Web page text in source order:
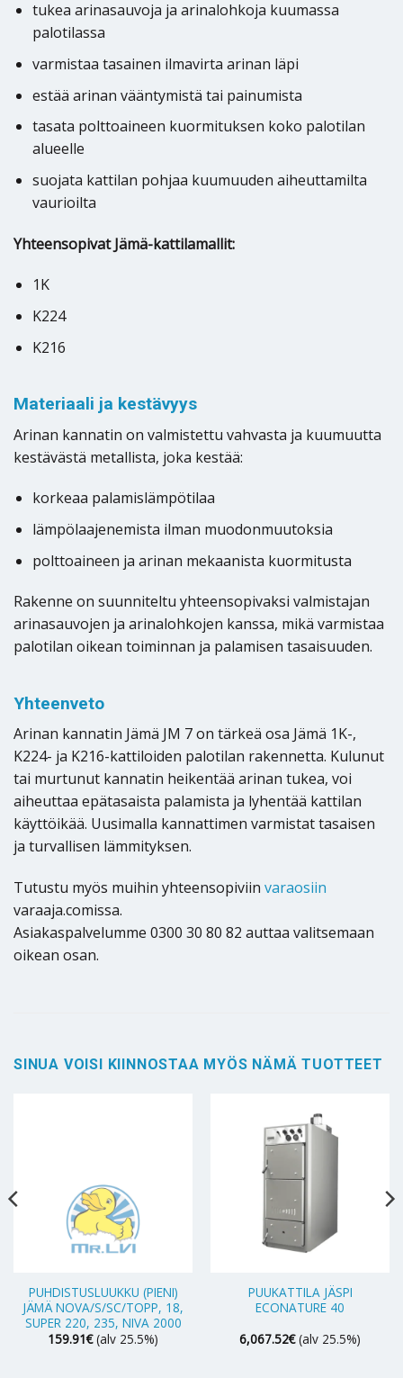
tukea arinasauvoja ja arinalohkoja kuumassa
palotilassa
varmistaa tasainen ilmavirta arinan läpi
estää arinan vääntymistä tai painumista
tasata polttoaineen kuormituksen koko palotilan
alueelle
suojata kattilan pohjaa kuumuuden aiheuttamilta
vaurioilta
Yhteensopivat Jämä-kattilamallit:
1K
K224
K216
Materiaali ja kestävyys
Arinan kannatin on valmistettu vahvasta ja kuumuutta
kestävästä metallista, joka kestää:
korkeaa palamislämpötilaa
lämpölaajenemista ilman muodonmuutoksia
polttoaineen ja arinan mekaanista kuormitusta
Rakenne on suunniteltu yhteensopivaksi valmistajan
arinasauvojen ja arinalohkojen kanssa, mikä varmistaa
palotilan oikean toiminnan ja palamisen tasaisuuden.
Yhteenveto
Arinan kannatin Jämä JM 7 on tärkeä osa Jämä 1K-,
K224- ja K216-kattiloiden palotilan rakennetta. Kulunut
tai murtunut kannatin heikentää arinan tukea, voi
aiheuttaa epätasaista palamista ja lyhentää kattilan
käyttöikää. Uusimalla kannattimen varmistat tasaisen
ja turvallisen lämmityksen.
Tutustu myös muihin yhteensopiviin varaosiin
varaaja.comissa.
Asiakaspalvelumme 0300 30 80 82 auttaa valitsemaan
oikean osan.
SINUA VOISI KIINNOSTAA MYÖS NÄMÄ TUOTTEET
PUHDISTUSLUUKKU (PIENI)
JÄMÄ NOVA/S/SC/TOPP, 18,
SUPER 220, 235, NIVA 2000
159.91€ (alv 25.5%)
PUUKATTILA JÄSPI
ECONATURE 40
6,067.52€ (alv 25.5%)